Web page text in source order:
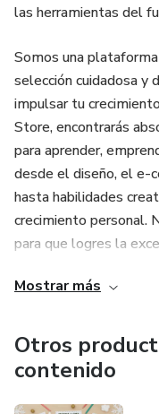
las herramientas del
Somos una
selección cuidadosa y
impulsar tu
Store, encontrarás
para aprender,
desde el diseño, el e-
hasta habilidades
crecimiento personal.
para que logres la
Descarga, Aprende,
descubierta.
Mostrar más
Otros
contenido